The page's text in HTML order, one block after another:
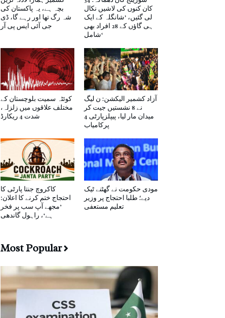
بچہ ہے، یہ پاکستان کی
شہ رگ تھا اور رہے گا، ڈی
جی آئی ایس پی آر
کان کنوں کی لاشیں نکال
لی گئیں، ’شانگلہ کے ایک
ہی گاؤں کے 28 افراد بھی
شامل‘
کوئٹہ سمیت بلوچستان کے
مختلف علاقوں میں زلزلہ،
شدت 4 ریکارڈ
آزاد کشمیر الیکشن: ن لیگ
نے 8 نشستیں جیت کر
میدان مار لیا، پیپلزپارٹی 4
پرکامیاب
کاکروچ جنتا پارٹی کا
احتجاج ختم کرنے کا اعلان:
’مجھے آپ سب پر فخر
ہے‘، راہول گاندھی
مودی حکومت نے گھٹنے ٹیک
دیے؛ طلبا احتجاج پر وزیر
تعلیم مستعفی
Most Popular